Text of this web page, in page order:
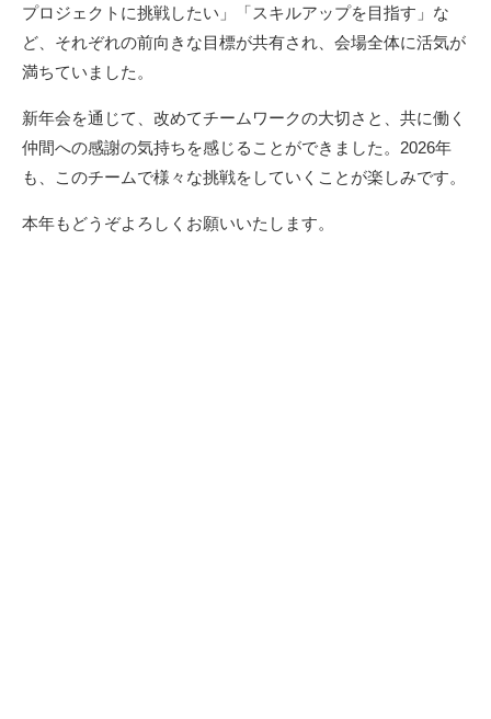
プロジェクトに挑戦したい」「スキルアップを目指す」な
ど、それぞれの前向きな目標が共有され、会場全体に活気が
満ちていました。
新年会を通じて、改めてチームワークの大切さと、共に働く
仲間への感謝の気持ちを感じることができました。2026年
も、このチームで様々な挑戦をしていくことが楽しみです。
本年もどうぞよろしくお願いいたします。